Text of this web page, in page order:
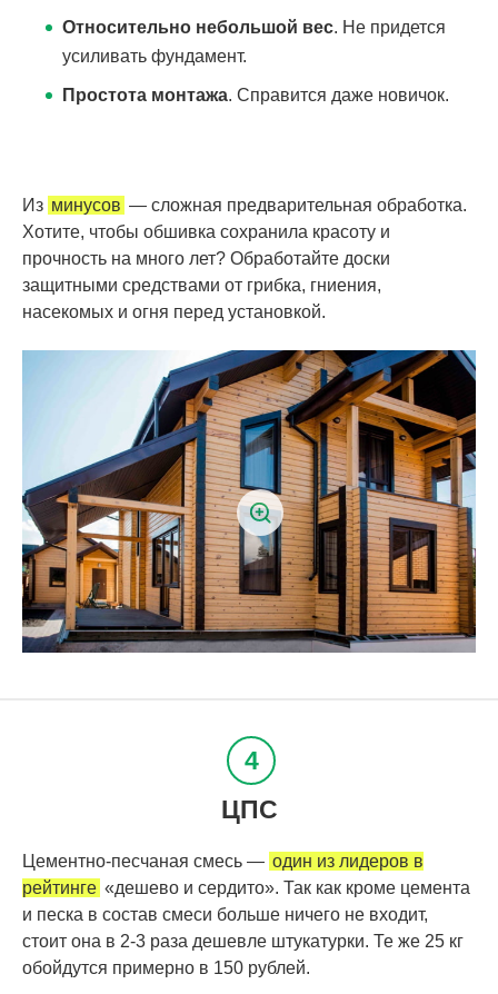
Относительно небольшой вес. Не придется
усиливать фундамент.
Простота монтажа. Справится даже новичок.
Из минусов — сложная предварительная обработка.
Хотите, чтобы обшивка сохранила красоту и
прочность на много лет? Обработайте доски
защитными средствами от грибка, гниения,
насекомых и огня перед установкой.
ЦПС
Цементно-песчаная смесь — один из лидеров в
рейтинге «дешево и сердито». Так как кроме цемента
и песка в состав смеси больше ничего не входит,
стоит она в 2-3 раза дешевле штукатурки. Те же 25 кг
обойдутся примерно в 150 рублей.